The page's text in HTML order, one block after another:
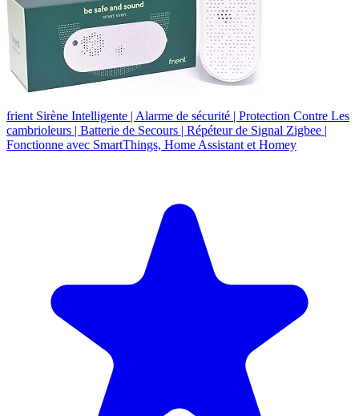
frient Sirène Intelligente | Alarme de sécurité | Protection Contre Les
cambrioleurs | Batterie de Secours | Répéteur de Signal Zigbee |
Fonctionne avec SmartThings, Home Assistant et Homey